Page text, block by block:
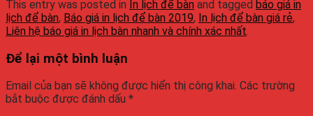
This entry was posted in In lịch để bàn and tagged báo giá in
lịch để bàn, Báo giá in lịch để bàn 2019, In lịch để bàn giá rẻ,
Liên hệ báo giá in lịch bàn nhanh và chính xác nhất.
Để lại một bình luận
Email của bạn sẽ không được hiển thị công khai. Các trường
bắt buộc được đánh dấu *